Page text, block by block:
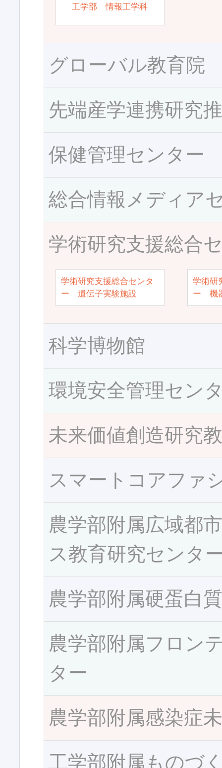
工学部 情報工学科
グローバル教育院
先端産学連携研究
保健管理センター
総合情報メディア
学術研究支援総合
学術研究支援総合センタ
ー 遺伝子実験施設
学術研
ー 機
科学博物館
環境安全管理セン
未来価値創造研究
スマートコアファ
農学部附属広域都
ス教育研究センタ
農学部附属硬蛋白
農学部附属フロン
ター
農学部附属感染症
工学部附属ものづ